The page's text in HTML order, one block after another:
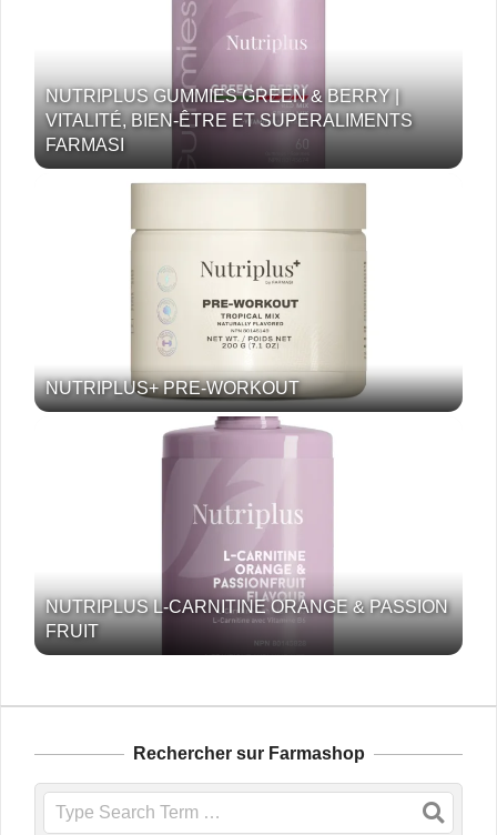
NUTRIPLUS GUMMIES GREEN & BERRY |
VITALITÉ, BIEN-ÊTRE ET SUPERALIMENTS
FARMASI
NUTRIPLUS+ PRE-WORKOUT
NUTRIPLUS L-CARNITINE ORANGE & PASSION
FRUIT
Rechercher sur Farmashop
Search